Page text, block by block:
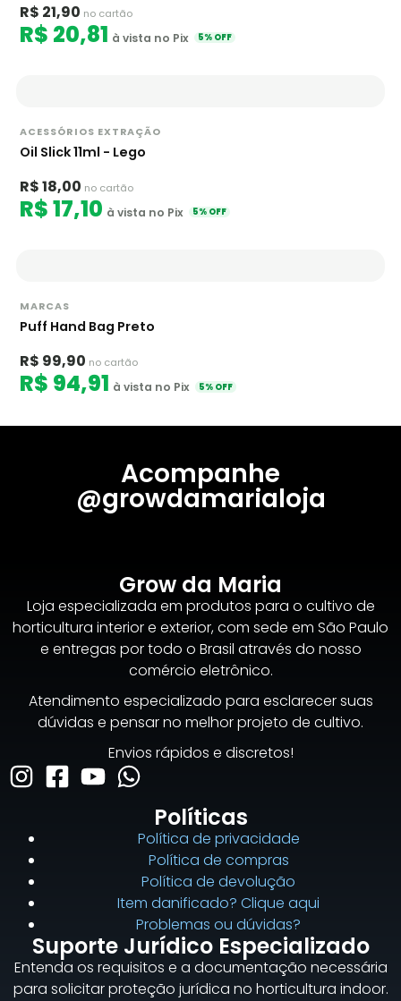
R$ 21,90 no cartão
R$ 20,81 à vista no Pix 5% OFF
ACESSÓRIOS EXTRAÇÃO
Oil Slick 11ml - Lego
R$ 18,00 no cartão
R$ 17,10 à vista no Pix 5% OFF
MARCAS
Puff Hand Bag Preto
R$ 99,90 no cartão
R$ 94,91 à vista no Pix 5% OFF
Acompanhe
@growdamarialoja
Grow da Maria
Loja especializada em produtos para o cultivo de
horticultura interior e exterior, com sede em São Paulo
e entregas por todo o Brasil através do nosso
comércio eletrônico.
Atendimento especializado para esclarecer suas
dúvidas e pensar no melhor projeto de cultivo.
Envios rápidos e discretos!
Políticas
Política de privacidade
Política de compras
Política de devolução
Item danificado? Clique aqui
Problemas ou dúvidas?
Suporte Jurídico Especializado
Entenda os requisitos e a documentação necessária
para solicitar proteção jurídica no horticultura indoor.